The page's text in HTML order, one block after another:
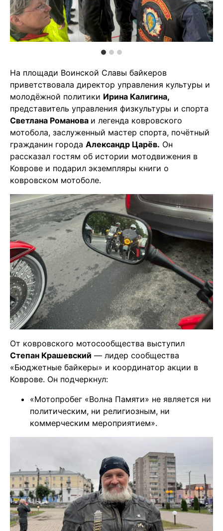
На площади Воинской Славы байкеров
приветствовала директор управления культуры и
молодёжной политики Ирина Калигина,
представитель управления физкультуры и спорта
Светлана Романова и легенда ковровского
мотобола, заслуженный мастер спорта, почётный
гражданин города Александр Царёв. Он
рассказал гостям об истории мотодвижения в
Коврове и подарил экземпляры книги о
ковровском мотоболе.
От ковровского мотосообщества выступил
Степан Крашевский — лидер сообщества
«Бюджетные байкеры» и координатор акции в
Коврове. Он подчеркнул:
«Мотопробег «Волна Памяти» не является ни
политическим, ни религиозным, ни
коммерческим мероприятием».